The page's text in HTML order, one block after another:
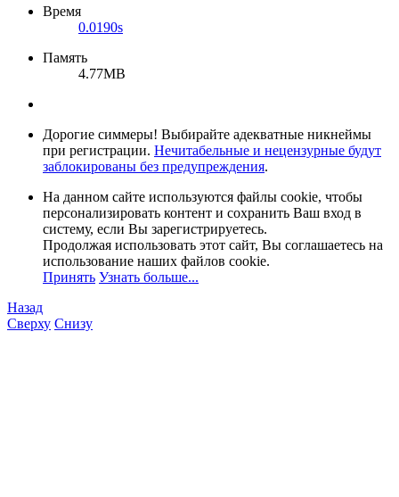
Время
0.0190s
Память
4.77MB
Дорогие симмеры! Выбирайте адекватные никнеймы
при регистрации. Нечитабельные и нецензурные будут
заблокированы без предупреждения.
На данном сайте используются файлы cookie, чтобы
персонализировать контент и сохранить Ваш вход в
систему, если Вы зарегистрируетесь.
Продолжая использовать этот сайт, Вы соглашаетесь на
использование наших файлов cookie.
Принять Узнать больше...
Назад
Сверху Снизу